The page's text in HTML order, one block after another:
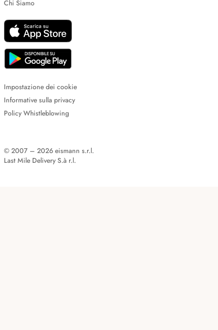
Chi Siamo
Impostazione dei cookie
Informative sulla privacy
Policy Whistleblowing
© 2007 – 2026 eismann s.r.l.
Last Mile Delivery S.à r.l.